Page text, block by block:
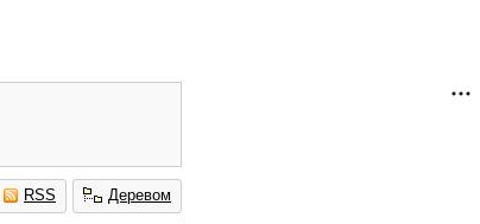
RSS Деревом